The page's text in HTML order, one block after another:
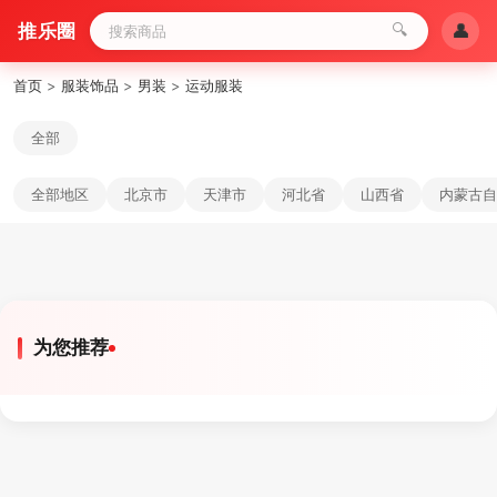
推乐圈 🔍 👤
首页 > 服装饰品 > 男装 > 运动服装
全部
全部地区 北京市 天津市 河北省 山西省 内蒙古
为您推荐